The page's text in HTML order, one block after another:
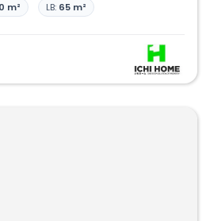
m² LB: 65 m²